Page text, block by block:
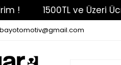
1500TL ve Üzeri Ücretsiz